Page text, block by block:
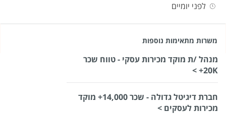
לפני יומיים
משרות מתאימות נוספות
מנהל /ת מוקד מכירות עסקי - טווח שכר
20K+ >
חברת דיגיטל גדולה - שכר 14,000+ מוקד
מכירות לעסקים >